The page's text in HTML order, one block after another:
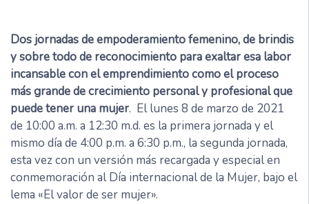
Dos jornadas de empoderamiento femenino, de brindis
y sobre todo de reconocimiento para exaltar esa labor
incansable con el emprendimiento como el proceso
más grande de crecimiento personal y profesional que
puede tener una mujer. El lunes 8 de marzo de 2021
de 10:00 a.m. a 12:30 m.d. es la primera jornada y el
mismo día de 4:00 p.m. a 6:30 p.m., la segunda jornada,
esta vez con un versión más recargada y especial en
conmemoración al Día internacional de la Mujer, bajo el
lema «El valor de ser mujer».